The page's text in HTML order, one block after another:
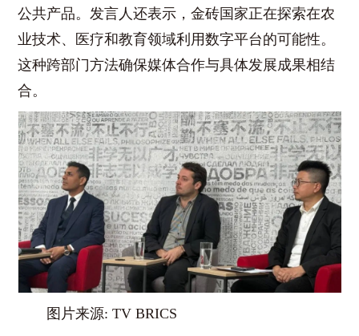
公共产品。发言人还表示，金砖国家正在探索在农
业技术、医疗和教育领域利用数字平台的可能性。
这种跨部门方法确保媒体合作与具体发展成果相结
合。
图片来源: TV BRICS